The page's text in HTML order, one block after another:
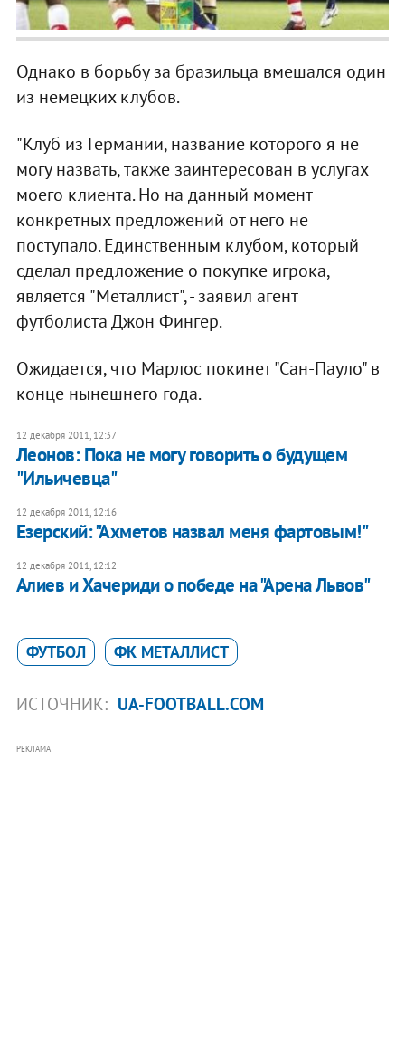
Однако в борьбу за бразильца вмешался один
из немецких клубов.
"Клуб из Германии, название которого я не
могу назвать, также заинтересован в услугах
моего клиента. Но на данный момент
конкретных предложений от него не
поступало. Единственным клубом, который
сделал предложение о покупке игрока,
является "Металлист", - заявил агент
футболиста Джон Фингер.
Ожидается, что Марлос покинет "Сан-Пауло" в
конце нынешнего года.
12 декабря 2011, 12:37
Леонов: Пока не могу говорить о будущем
"Ильичевца"
12 декабря 2011, 12:16
Езерский: "Ахметов назвал меня фартовым!"
12 декабря 2011, 12:12
Алиев и Хачериди о победе на "Арена Львов"
ФУТБОЛ ФК МЕТАЛЛИСТ
ИСТОЧНИК: UA-FOOTBALL.COM
РЕКЛАМА